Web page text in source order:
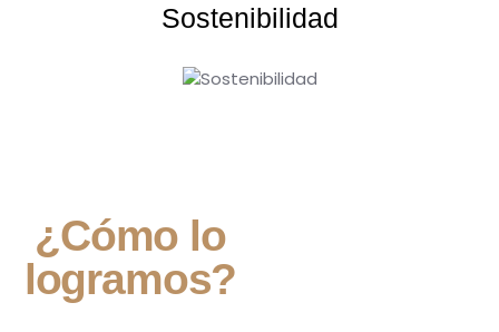
Sostenibilidad
¿Cómo lo
logramos?